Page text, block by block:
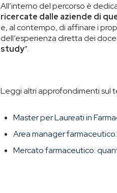
All’interno del percorso è
ricercate dalle aziende di
e, al contempo, di affinare i
dell’esperienza diretta dei
study”.
Leggi altri approfondimenti sul
Master per Laureati in
Area manager
Mercato farmaceutico: